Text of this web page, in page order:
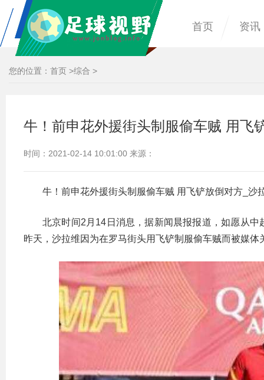
首页 资讯
您的位置： 首页 >综合 >
牛！前申花外援街头制服偷车贼 用飞
时间：2021-02-14 10:01:00 来源：
牛！前申花外援街头制服偷车贼 用飞铲放倒对方_沙
北京时间2月14日消息，据新闻晨报报道，如愿从
昨天，沙拉维因为在罗马街头用飞铲制服偷车贼而被媒体